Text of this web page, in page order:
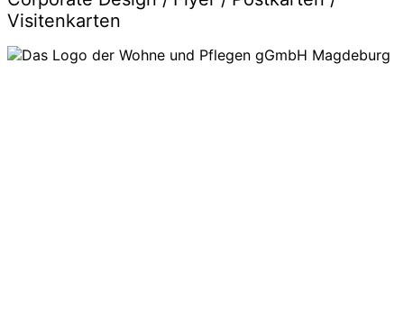
Visitenkarten